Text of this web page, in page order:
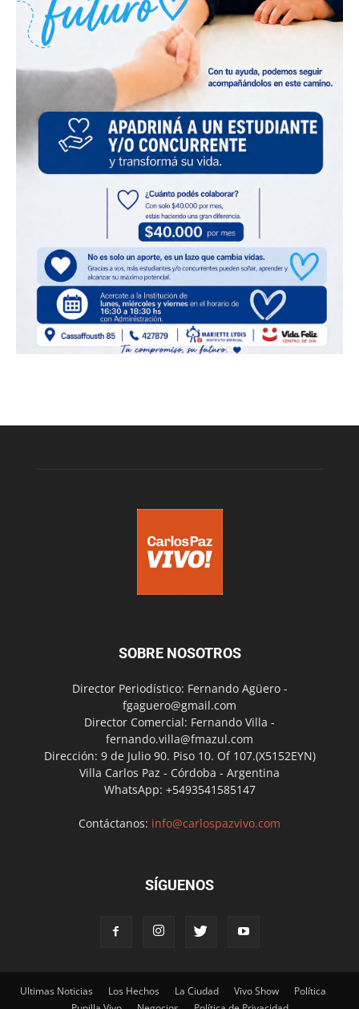
SOBRE NOSOTROS
Director Periodístico: Fernando Agüero -
fgaguero@gmail.com
Director Comercial: Fernando Villa -
fernando.villa@fmazul.com
Dirección: 9 de Julio 90. Piso 10. Of 107.(X5152EYN)
Villa Carlos Paz - Córdoba - Argentina
WhatsApp: +5493541585147
Contáctanos: info@carlospazvivo.com
SÍGUENOS
Ultimas Noticias Los Hechos La Ciudad Vivo Show
Política